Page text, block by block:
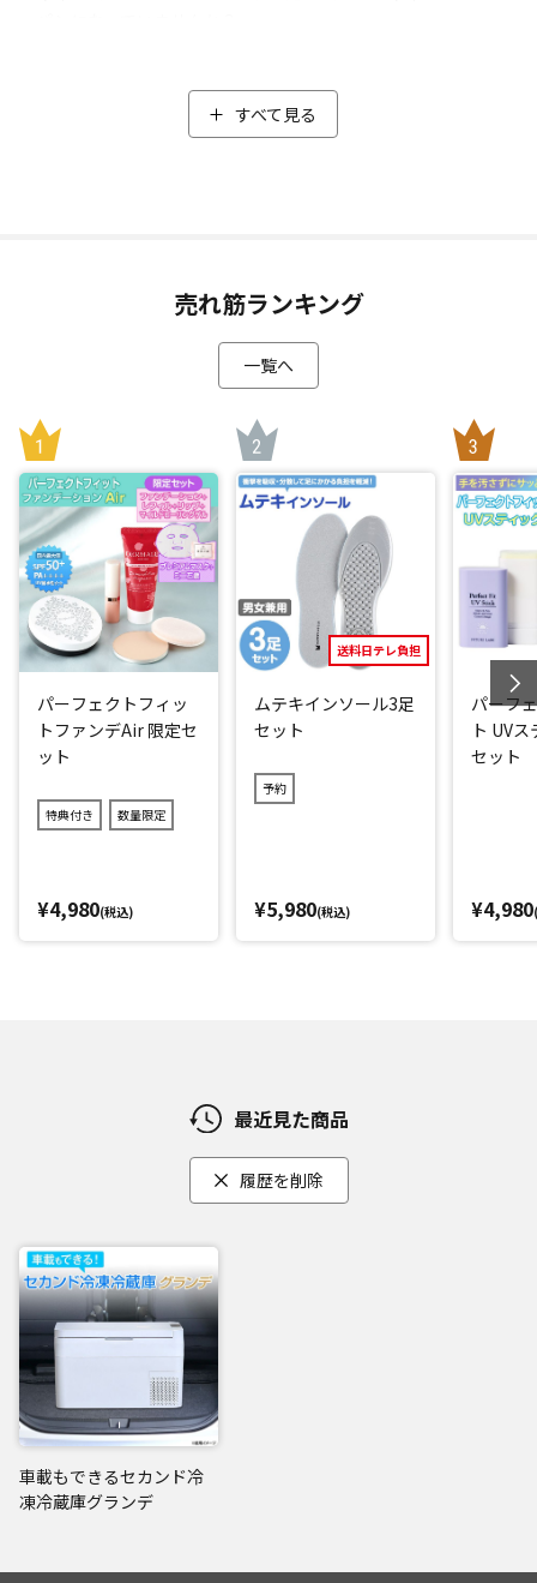
日テレポシュレで大人気だった「車載もできるセカンド冷凍
冷蔵庫」がリニューアル！サイズはほぼそのままで22Lから2
用途に合わせて細かな温度設定が可能。家でも車でも大活
操作は簡単！暗い場所でも見やすいタッチパネルを採用して
おり、温度は-20℃～20℃まで1℃単位で設定できます。
用途に応じた設定ができる2種類の運転モードを搭載。
・MAXモード：すぐに使いたい時、冷凍で使う場合。
・ECOモード：家で長く使う時や冷蔵で使う場合。
冷却を急いでいないときや長く使う場合はECOモードに切り
替えることで消費電力を抑えることができます。
一般的に図書館が約40dBと言われていますが、「セカンド冷
凍冷蔵庫グランデ」の運転音は45dB以下の静音設計(*1)！運
転音が気になりにくいので、使う場所を選びません。
電源は家庭用からシガーソケットまで使える2WAY電源。車載
用電源コード(DC電源コード)は約3.5mと長めなので、車のト
ランクで使用可能！
バッテリー保護機能がついているので、車で使ってもバッテ
リーが上がりにくいのも嬉しいポイント。
トドアでも大活躍のアイテムです。
すべて見る
売れ筋ランキング
一覧へ
パーフェクトフィッ
トファンデAir 限定セ
ット
特典付き 数量限定
¥4,980(税込)
送料日テレ負担
ムテキインソール3足
セット
予約
¥5,980(税込)
パーフ
ト UV
セット
¥4,980
最近見た商品
履歴を削除
車載もできるセカンド冷
凍冷蔵庫グランデ